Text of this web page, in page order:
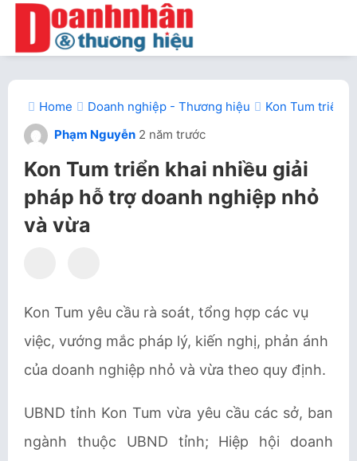
Home Doanh nghiệp - Thương hiệu
Kon Tum triển
Phạm Nguyễn 2 năm trước
Kon Tum triển khai nhiều giải
pháp hỗ trợ doanh nghiệp nhỏ
và vừa
Kon Tum yêu cầu rà soát, tổng hợp các vụ
việc, vướng mắc pháp lý, kiến nghị, phản ánh
của doanh nghiệp nhỏ và vừa theo quy định.
UBND tỉnh Kon Tum vừa yêu cầu các sở, ban
ngành thuộc UBND tỉnh; Hiệp hội doanh